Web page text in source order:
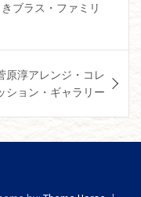
ブラス・ファミリ
原淳アレンジ・コレ
ョン・ギャラリー